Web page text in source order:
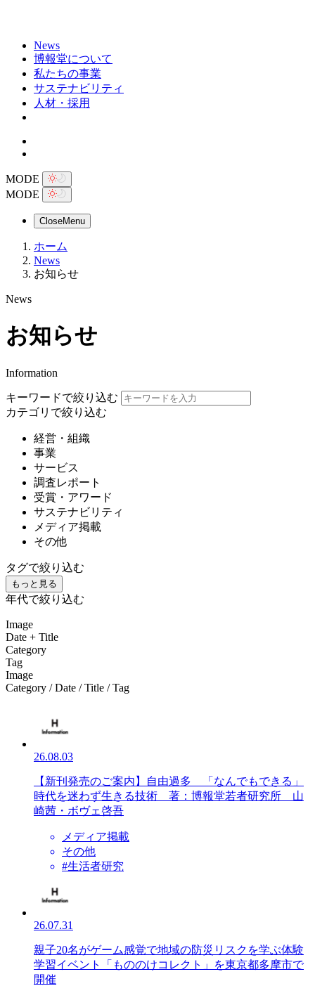
News
博報堂について
私たちの事業
サステナビリティ
人材・採用
MODE
MODE
CloseMenu
ホーム
News
お知らせ
News
お知らせ
Information
キーワードで絞り込む
カテゴリで絞り込む
経営・組織
事業
サービス
調査レポート
受賞・アワード
サステナビリティ
メディア掲載
その他
タグで絞り込む
もっと見る
年代で絞り込む
Image
Date + Title
Category
Tag
Image
Category / Date / Title / Tag
26.08.03
【新刊発売のご案内】自由過多 「なんでもできる」
時代を迷わず生きる技術 著：博報堂若者研究所 山
崎茜・ボヴェ啓吾
メディア掲載
その他
#生活者研究
26.07.31
親子20名がゲーム感覚で地域の防災リスクを学ぶ体験
学習イベント「もののけコレクト」を東京都多摩市で
開催